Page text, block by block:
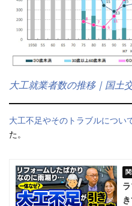
大工就業者数の推移｜国土
大工不足やそのトラブルについ
た。